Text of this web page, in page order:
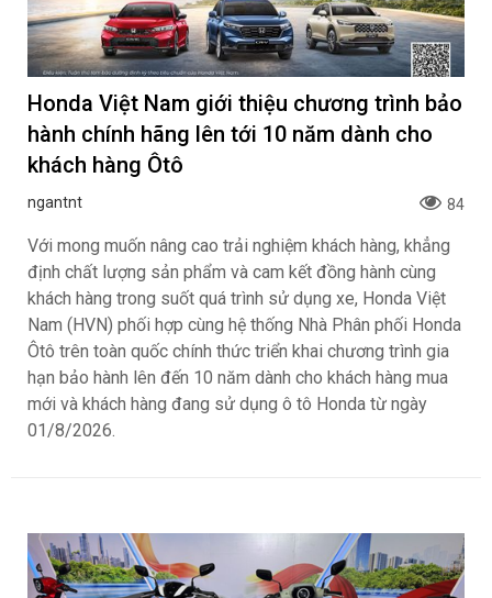
Honda Việt Nam giới thiệu chương trình bảo
hành chính hãng lên tới 10 năm dành cho
khách hàng Ôtô
ngantnt 84
Với mong muốn nâng cao trải nghiệm khách hàng, khẳng
định chất lượng sản phẩm và cam kết đồng hành cùng
khách hàng trong suốt quá trình sử dụng xe, Honda Việt
Nam (HVN) phối hợp cùng hệ thống Nhà Phân phối Honda
Ôtô trên toàn quốc chính thức triển khai chương trình gia
hạn bảo hành lên đến 10 năm dành cho khách hàng mua
mới và khách hàng đang sử dụng ô tô Honda từ ngày
01/8/2026.